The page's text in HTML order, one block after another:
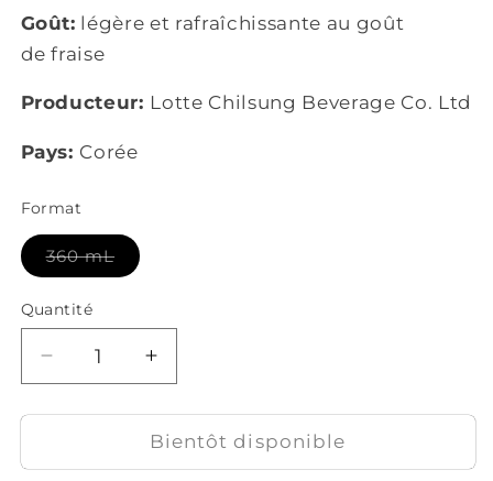
Goût: légère et rafraîchissante au goût
de fraise
Producteur: Lotte Chilsung Beverage Co. Ltd
Pays: Corée
Format
360 mLBientôt
disponible
Quantité
Réduire
la
quantité
Chum
Augmenter
la
quantité
de
Chum
Bientôt disponible